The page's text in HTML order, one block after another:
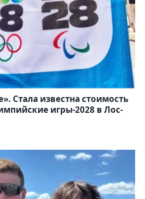
Стала известна стоимость
игры-2028 в Лос-